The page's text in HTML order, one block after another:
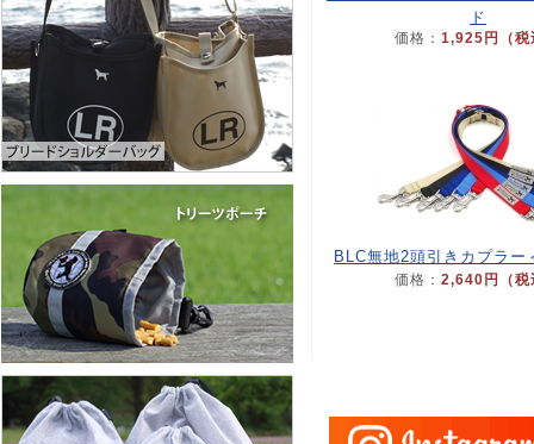
ド
価格： 1,925円（税
BLC無地2頭引きカプラー
価格： 2,640円（税